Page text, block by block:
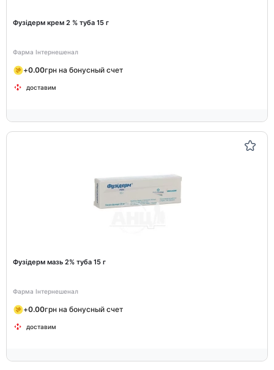
Фузідерм крем 2 % туба 15 г
Фарма Інтернешенал
+0.00грн на бонусный счет
доставим
Фузідерм мазь 2% туба 15 г
Фарма Інтернешенал
+0.00грн на бонусный счет
доставим